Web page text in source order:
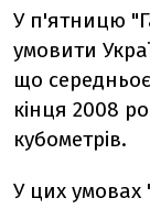
У п'ятницю
умовити
що
кінця 2008
кубометрів.
У цих умовах